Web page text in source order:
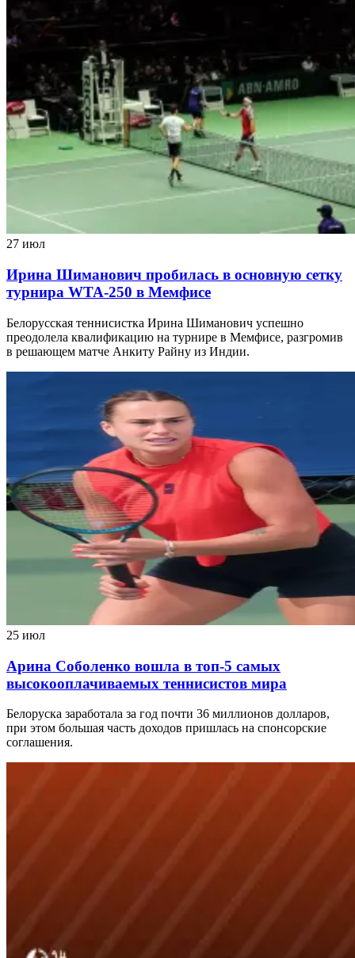
27 июл
Ирина Шиманович пробилась в основную сетку
турнира WTA-250 в Мемфисе
Белорусская теннисистка Ирина Шиманович успешно
преодолела квалификацию на турнире в Мемфисе, разгромив
в решающем матче Анкиту Райну из Индии.
25 июл
Арина Соболенко вошла в топ-5 самых
высокооплачиваемых теннисистов мира
Белоруска заработала за год почти 36 миллионов долларов,
при этом большая часть доходов пришлась на спонсорские
соглашения.